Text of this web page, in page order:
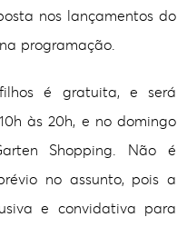
nos lançamentos do
programação.
é gratuita, e será
às 20h, e no domingo
Shopping. Não é
no assunto, pois a
e convidativa para